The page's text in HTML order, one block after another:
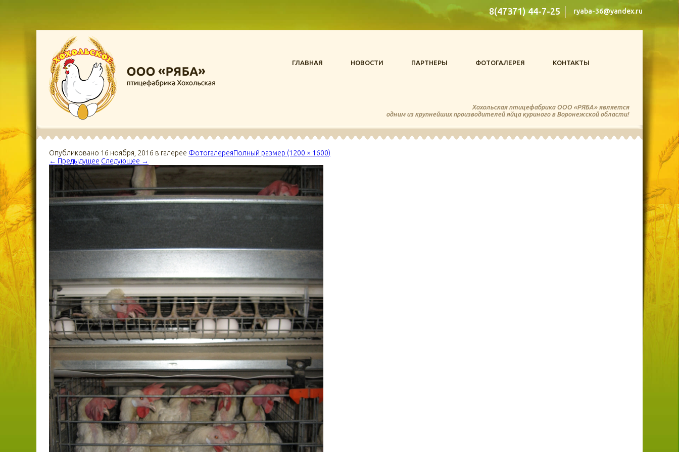
ryaba-36@yandex.ru
8(47371) 44-7-25
ГЛАВНАЯ НОВОСТИ ПАРТНЕРЫ ФОТОГАЛЕРЕЯ КОНТАКТЫ
Хохольская птицефабрика ООО «РЯБА» является
одним из крупнейших производителей яйца куриного в Воронежской области!
Опубликовано 16 ноября, 2016 в галерее ФотогалереяПолный размер (1200 × 1600)
← Предыдущее Следующее →